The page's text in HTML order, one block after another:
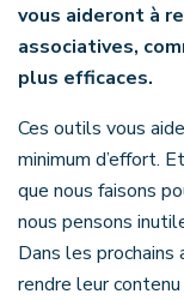
vous aideront à
associatives,
plus efficaces.
Ces outils vous
minimum d’effort.
que nous faisons
nous pensons
Dans les
rendre leur